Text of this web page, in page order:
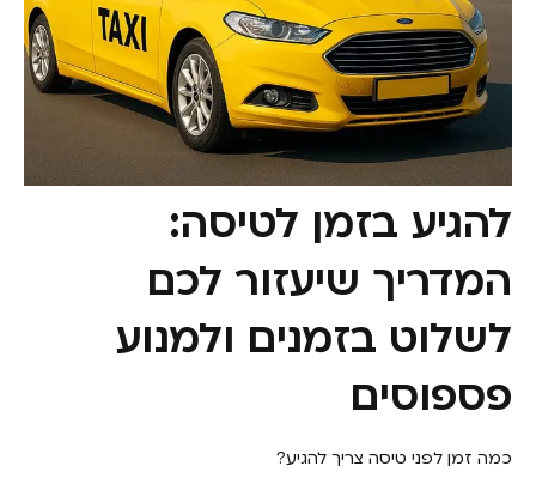
להגיע בזמן לטיסה:
המדריך שיעזור לכם
לשלוט בזמנים ולמנוע
פספוסים
כמה זמן לפני טיסה צריך להגיע?